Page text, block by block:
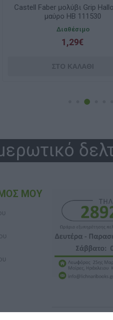
Castell Faber μολύβι Grip
μαύρο HB 111530
Διαθέσιμο
1,29€
ΜΟΥ